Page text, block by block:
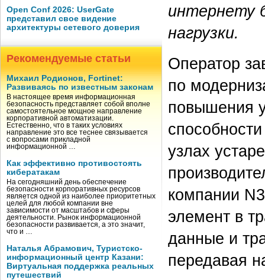
Open Conf 2026: UserGate
представил свое видение
архитектуры сетевого доверия
Рекомендуемые статьи
Михаил Родионов, Fortinet:
Развиваясь по известным законам
В настоящее время информационная
безопасность представляет собой вполне
самостоятельное мощное направление
корпоративной автоматизации.
Естественно, что в таких условиях
направление это все теснее связывается
с вопросами прикладной
информационной …
Как эффективно противостоять
кибератакам
На сегодняшний день обеспечение
безопасности корпоративных ресурсов
является одной из наиболее приоритетных
целей для любой компании вне
зависимости от масштабов и сферы
деятельности. Рынок информационной
безопасности развивается, а это значит,
что и …
Наталья Абрамович, Туристско-
информационный центр Казани:
Виртуальная поддержка реальных
путешествий
интернету
нагрузки.
Оператор
по
повышения
узлах
компании
элемент в
данные и
передавая